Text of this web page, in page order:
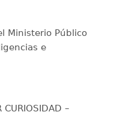
Ministerio Público
e
CURIOSIDAD –